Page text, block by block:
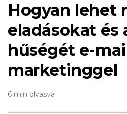
Hogyan lehet
eladásokat és
hűségét e-
marketinggel
6 min olvasva